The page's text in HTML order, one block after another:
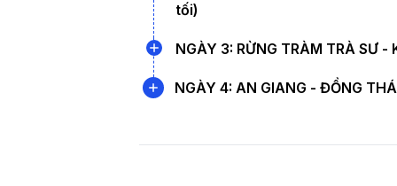
Tháng 10
05/11/
19/11/
tối)
Sáng:Xe và HDV đón quý khách tại
tham quanThiền Viện Trúc Lâm
NGÀY 3: RỪNG TRÀM TRÀ SƯ
Sáng:Quý khách dùng bữa sáng tại
NGÀY 4: AN GIANG - ĐỒNG
Bà Chúa Xứ Núi Sam- là một trong